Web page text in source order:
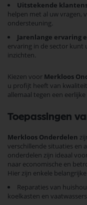
Uitstekende
helpen met al uw vragen,
ondersteuning.
Jarenlange ervaring
ervaring in de sector kunt
inzichten.
Kiezen voor Merkloos
u profijt heeft van
allemaal tegen een eerlijke
Toepassingen
Merkloos Onderdelen
verschillende situaties en
onderdelen zijn ideaal
naar economische en
Hier zijn enkele
Reparaties van
koelkasten en